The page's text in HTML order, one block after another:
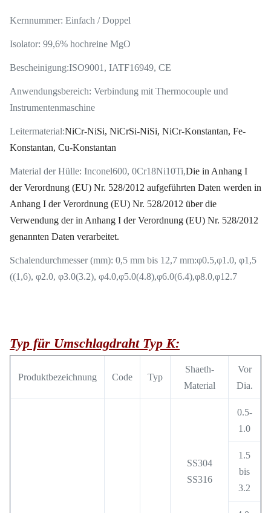
Kernnummer: Einfach / Doppel
Isolator: 99,6% hochreine MgO
Bescheinigung:ISO9001, IATF16949, CE
Anwendungsbereich: Verbindung mit Thermocouple und
Instrumentenmaschine
Leitermaterial:NiCr-NiSi, NiCrSi-NiSi, NiCr-Konstantan, Fe-
Konstantan, Cu-Konstantan
Material der Hülle: Inconel600, 0Cr18Ni10Ti,Die in Anhang I
der Verordnung (EU) Nr. 528/2012 aufgeführten Daten werden in
Anhang I der Verordnung (EU) Nr. 528/2012 über die
Verwendung der in Anhang I der Verordnung (EU) Nr. 528/2012
genannten Daten verarbeitet.
Schalendurchmesser (mm): 0,5 mm bis 12,7 mm:φ0.5,φ1.0, φ1,5
((1,6), φ2.0, φ3.0(3.2), φ4.0,φ5.0(4.8),φ6.0(6.4),φ8.0,φ12.7
Typ für Umschlagdraht Typ K:
Produktbezeichnung Code Typ
Shaeth-
Material
Vor
Dia.
SS304
SS316
0.5-
1.0
1.5
bis
3.2